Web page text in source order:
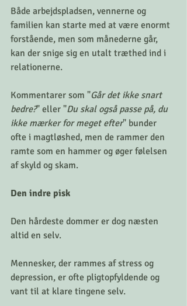
Både arbejdspladsen, vennerne og
familien kan starte med at være enormt
forstående, men som månederne går,
kan der snige sig en utalt træthed ind i
relationerne.
Kommentarer som "Går det ikke snart
bedre?" eller "Du skal også passe på, du
ikke mærker for meget efter" bunder
ofte i magtløshed, men de rammer den
ramte som en hammer og øger følelsen
af skyld og skam.
Den indre pisk
Den hårdeste dommer er dog næsten
altid en selv.
Mennesker, der rammes af stress og
depression, er ofte pligtopfyldende og
vant til at klare tingene selv.